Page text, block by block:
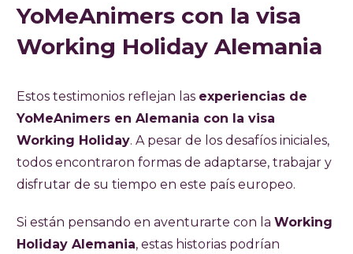
YoMeAnimers con la visa
Working Holiday Alemania
Estos testimonios reflejan las experiencias de
YoMeAnimers en Alemania con la visa
Working Holiday. A pesar de los desafíos iniciales,
todos encontraron formas de adaptarse, trabajar y
disfrutar de su tiempo en este país europeo.
Si están pensando en aventurarte con la Working
Holiday Alemania, estas historias podrían